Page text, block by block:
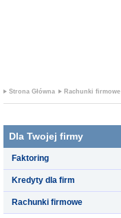
Strona Główna Rachunki firmowe
Dla Twojej firmy
Faktoring
Kredyty dla firm
Rachunki firmowe